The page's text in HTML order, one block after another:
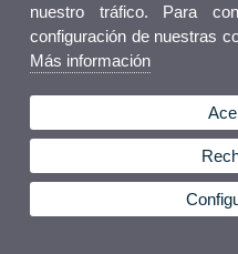
nuestro tráfico. Para
configuración de nuestras
Más información